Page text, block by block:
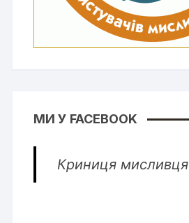
МИ У FACEBOOK
Криниця мисливця